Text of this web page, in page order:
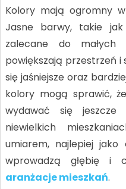
Kolory mają ogromny
Jasne barwy, takie
zalecane do małych
powiększają przestrzeń i
się jaśniejsze oraz
kolory mogą sprawić,
wydawać się
niewielkich
umiarem, najlepiej
wprowadzą głębię i
aranżacje mieszkań.